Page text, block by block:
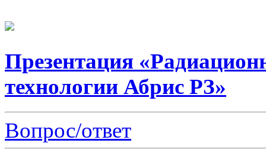
Презентация
технологии Абрис РЗ»
Вопрос/ответ